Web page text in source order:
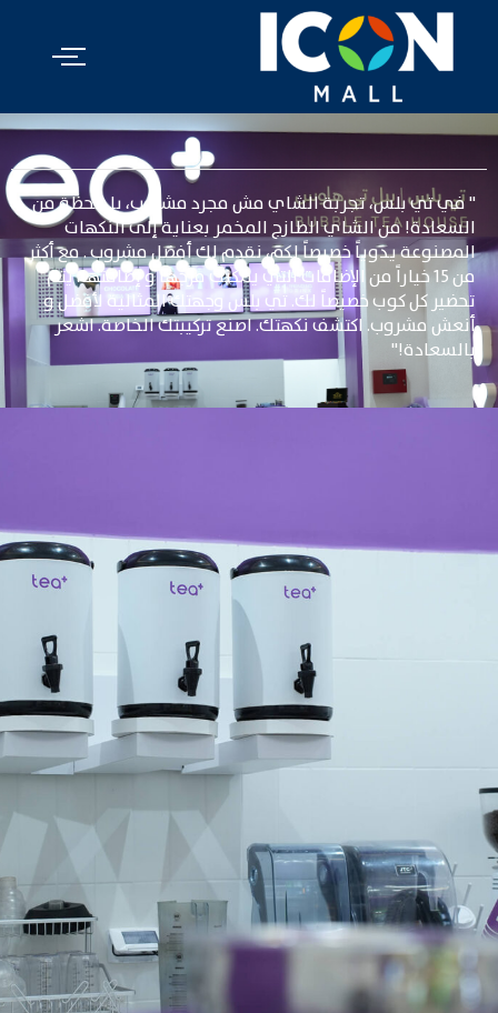
" في تي بلس، تجربة الشاي مش مجرد مشروب، بل لحظة من
السعادة! من الشاي الطازج المخمر بعناية إلى النكهات
المصنوعة يدوياً خصيصاً لكم، نقدم لك أفضل مشروب . مع أكثر
من 15 خياراً من الإضافات التي يمكنك مزجها و إضافتها، يتم
تحضير كل كوب خصيصاً لك. تي بلس وجهتك المثالية لأفضل و
أنعش مشروب. اكتشف نكهتك. اصنع تركيبتك الخاصة. اشعر
بالسعادة!"